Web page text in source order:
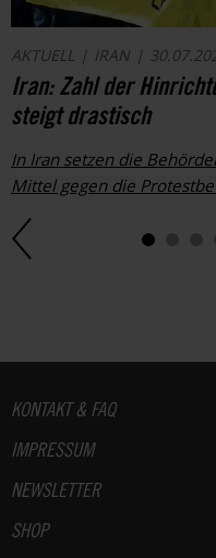
AKTUELL IRAN
Iran: Zahl der
steigt drastisch
In Iran setzen die
Mittel gegen die
Fußbereich
KONTAKT & FAQ
IMPRESSUM
NEWSLETTER
SHOP